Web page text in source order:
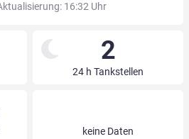
16:32 Uhr
2
24 h Tankstellen
keine Daten